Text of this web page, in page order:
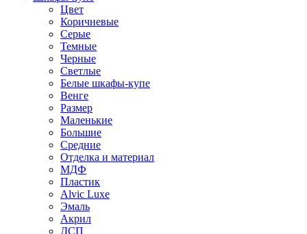
Цвет
Коричневые
Серые
Темные
Черные
Светлые
Белые шкафы-купе
Венге
Размер
Маленькие
Большие
Средние
Отделка и материал
МДФ
Пластик
Alvic Luxe
Эмаль
Акрил
ДСП